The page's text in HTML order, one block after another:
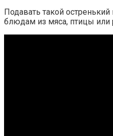
Подавать такой
блюдам из мяса, птицы